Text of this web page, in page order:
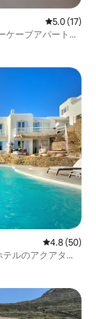
レビュー17
5.0 (17)
ケーブアパートメ
レビュー50
4.8 (50)
ルのアクアタス